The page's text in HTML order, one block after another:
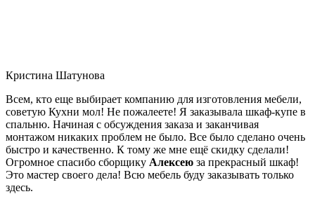
Кристина Шатунова
Всем, кто еще выбирает компанию для изготовления мебели,
советую Кухни мол! Не пожалеете! Я заказывала шкаф-купе в
спальню. Начиная с обсуждения заказа и заканчивая
монтажом никаких проблем не было. Все было сделано очень
быстро и качественно. К тому же мне ещё скидку сделали!
Огромное спасибо сборщику Алексею за прекрасный шкаф!
Это мастер своего дела! Всю мебель буду заказывать только
здесь.